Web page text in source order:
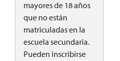
mayores de 18 años
que no están
matriculadas en la
escuela secundaria.
Pueden inscribirse